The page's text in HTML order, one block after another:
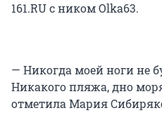
161.RU с ником Olka63.
— Никогда моей ноги не
Никакого пляжа, дно
отметила Мария